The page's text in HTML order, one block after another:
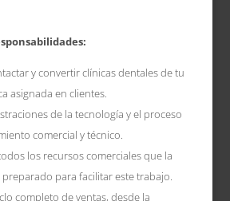
y convertir clínicas dentales de tu
asignada en clientes.
de la tecnología y el proceso
comercial y técnico.
los recursos comerciales que la
para facilitar este trabajo.
completo de ventas, desde la